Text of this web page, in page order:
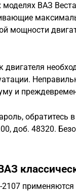
ВАЗ
мощности
и
обратитесь
доб. 48320.